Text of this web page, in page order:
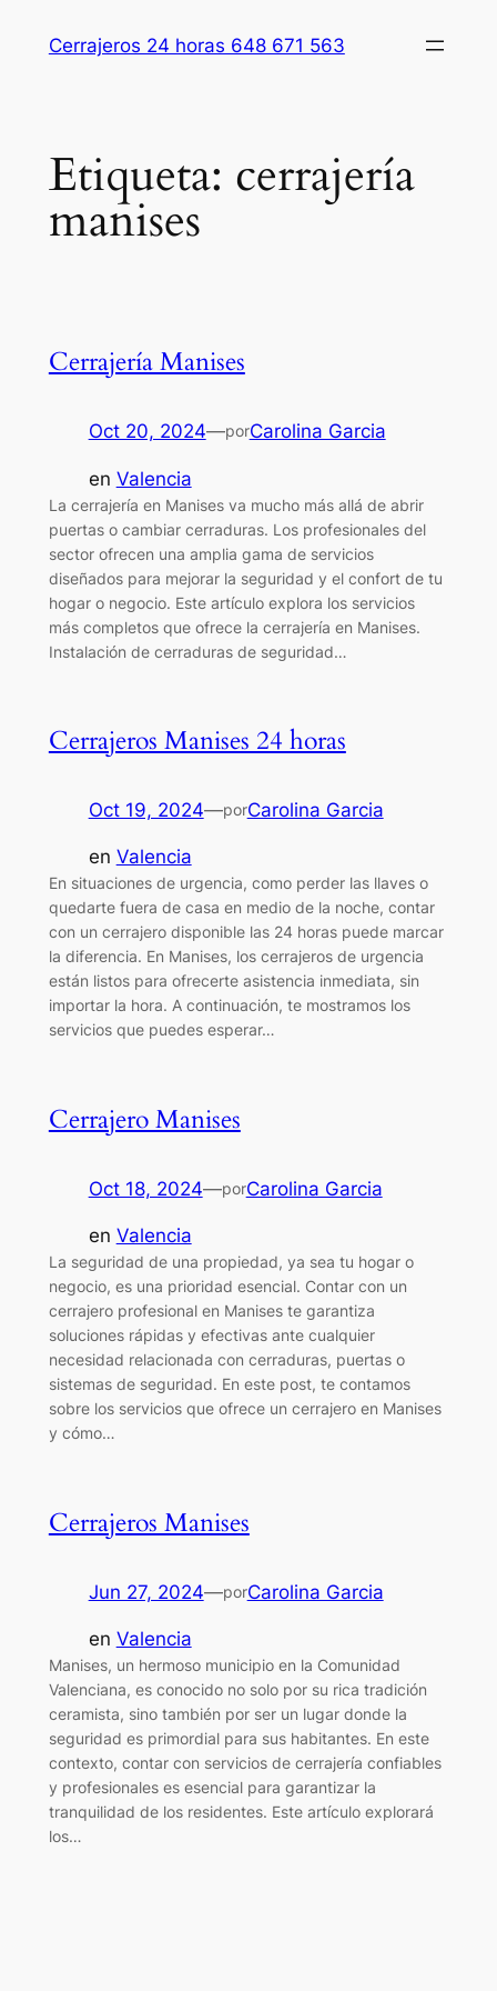
Cerrajeros 24 horas 648 671 563
Etiqueta: cerrajería
manises
Cerrajería Manises
Oct 20, 2024—porCarolina Garcia
en Valencia
La cerrajería en Manises va mucho más allá de abrir
puertas o cambiar cerraduras. Los profesionales del
sector ofrecen una amplia gama de servicios
diseñados para mejorar la seguridad y el confort de tu
hogar o negocio. Este artículo explora los servicios
más completos que ofrece la cerrajería en Manises.
Instalación de cerraduras de seguridad…
Cerrajeros Manises 24 horas
Oct 19, 2024—porCarolina Garcia
en Valencia
En situaciones de urgencia, como perder las llaves o
quedarte fuera de casa en medio de la noche, contar
con un cerrajero disponible las 24 horas puede marcar
la diferencia. En Manises, los cerrajeros de urgencia
están listos para ofrecerte asistencia inmediata, sin
importar la hora. A continuación, te mostramos los
servicios que puedes esperar…
Cerrajero Manises
Oct 18, 2024—porCarolina Garcia
en Valencia
La seguridad de una propiedad, ya sea tu hogar o
negocio, es una prioridad esencial. Contar con un
cerrajero profesional en Manises te garantiza
soluciones rápidas y efectivas ante cualquier
necesidad relacionada con cerraduras, puertas o
sistemas de seguridad. En este post, te contamos
sobre los servicios que ofrece un cerrajero en Manises
y cómo…
Cerrajeros Manises
Jun 27, 2024—porCarolina Garcia
en Valencia
Manises, un hermoso municipio en la Comunidad
Valenciana, es conocido no solo por su rica tradición
ceramista, sino también por ser un lugar donde la
seguridad es primordial para sus habitantes. En este
contexto, contar con servicios de cerrajería confiables
y profesionales es esencial para garantizar la
tranquilidad de los residentes. Este artículo explorará
los…